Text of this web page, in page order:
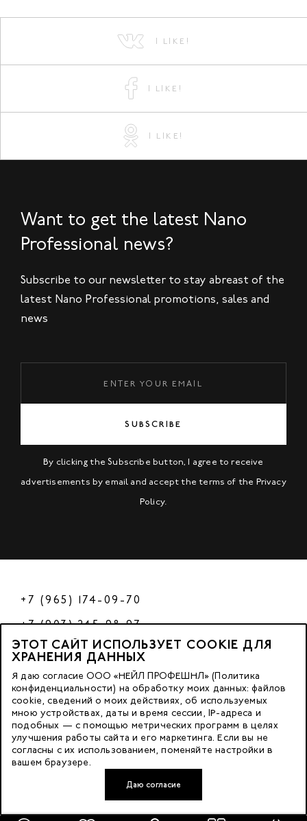
I LIKE!
I LIKE!
I LIKE!
Want to get the latest Nano
Professional news?
Subscribe to our newsletter to stay abreast of the
latest Nano Professional promotions, sales and
news
SUBSCRIBE
By clicking the Subscribe button, I agree to receive
advertisements by email and accept the terms of the Privacy
Policy.
+7 (965) 174-09-70
+7 (903) 245-98-97
РФ
© 2023 Nano Prof
Developed by FACE FAMILY
117342, Russia, Moscow, Butlerova Street. 17, «BC Neo Geo»
floor 3, office 3079
ЭТОТ САЙТ ИСПОЛЬЗУЕТ COOKIE ДЛЯ
ХРАНЕНИЯ ДАННЫХ
Я даю согласие ООО «НЕЙЛ ПРОФЕШНЛ» (Политика
конфиденциальности) на обработку моих данных: файлов
cookie, сведений о моих действиях, об используемых
мною устройствах, даты и время сессии, IP-адреса и
подобных — с помощью метрических программ в целях
улучшения работы сайта и его маркетинга. Если вы не
согласны с их использованием, поменяйте настройки в
вашем браузере.
Даю согласие